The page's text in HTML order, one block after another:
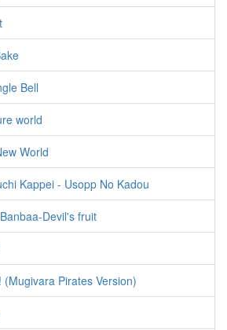
Bell
world
World
Kappei - Usopp No Kadou
Devil's fruit
Pirates Version)